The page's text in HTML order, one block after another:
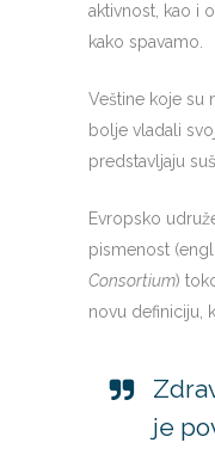
aktivnost, kao i
kako spavamo.
Veštine koje su
bolje vladali
predstavljaju
Evropsko
pismenost (engl.
Consortium)
novu definiciju,
je